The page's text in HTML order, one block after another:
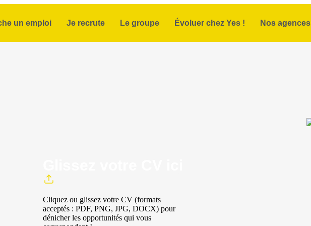
un emploi Je recrute Le groupe Évoluer chez Yes ! Nos agences
Cliquez ou glissez votre CV (formats
acceptés : PDF, PNG, JPG, DOCX) pour
dénicher les opportunités qui vous